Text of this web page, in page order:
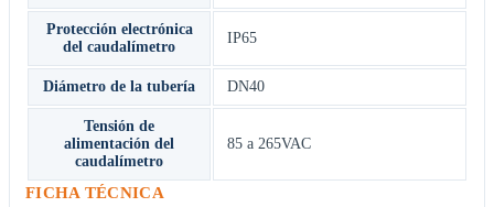
Protección electrónica
del caudalímetro
IP65
Diámetro de la tubería DN40
Tensión de
alimentación del
caudalímetro
85 a 265VAC
FICHA TÉCNICA